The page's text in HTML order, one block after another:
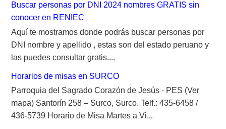
Buscar personas por DNI 2024 nombres GRATIS sin
conocer en RENIEC
Aquí te mostramos donde podrás buscar personas por
DNI nombre y apellido , estas son del estado peruano y
las puedes consultar gratis....
Horarios de misas en SURCO
Parroquia del Sagrado Corazón de Jesús - PES (Ver
mapa) Santorín 258 – Surco, Surco. Telf.: 435-6458 /
436-5739 Horario de Misa Martes a Vi...